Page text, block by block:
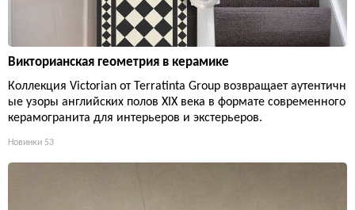
Викторианская геометрия в керамике
Коллекция Victorian от Terratinta Group возвращает аутентичн
ые узоры английских полов XIX века в формате современного
керамогранита для интерьеров и экстерьеров.
Новинки 53